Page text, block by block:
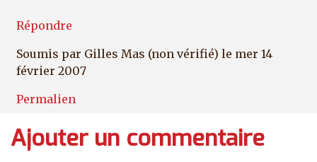
Répondre
Soumis par Gilles Mas (non vérifié) le mer 14
février 2007
Permalien
Ajouter un commentaire